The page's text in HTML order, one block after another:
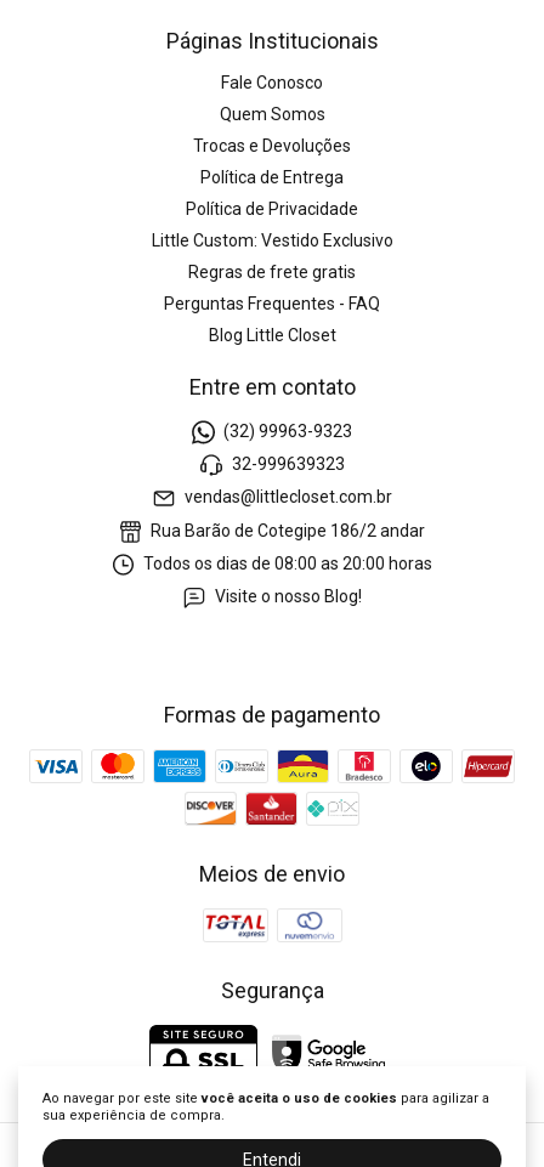
Ao navegar por este sitevocê aceita o uso de cookies para agilizar a
sua experiência de compra.
Entendi
Páginas Institucionais
Fale Conosco
Quem Somos
Trocas e Devoluções
Política de Entrega
Política de Privacidade
Little Custom: Vestido Exclusivo
Regras de frete gratis
Perguntas Frequentes - FAQ
Blog Little Closet
Entre em contato
(32) 99963-9323
32-999639323
vendas@littlecloset.com.br
Rua Barão de Cotegipe 186/2 andar
Todos os dias de 08:00 as 20:00 horas
Visite o nosso Blog!
Formas de pagamento
Meios de envio
Segurança